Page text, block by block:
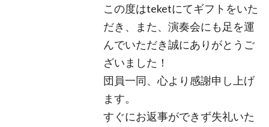
この度はteketにてギフトをいた
だき、また、演奏会にも足を運
んでいただき誠にありがとうご
ざいました！
団員一同、心より感謝申し上げ
ます。
すぐにお返事ができず失礼いた